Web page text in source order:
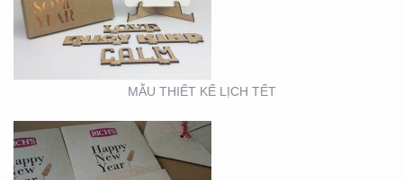
MẪU THIẾT KẾ LỊCH TẾT